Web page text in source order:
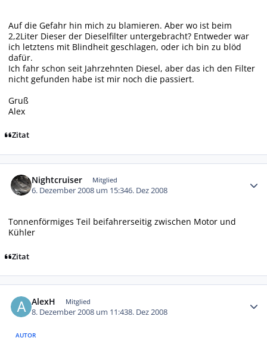
Auf die Gefahr hin mich zu blamieren. Aber wo ist beim
2,2Liter Dieser der Dieselfilter untergebracht? Entweder war
ich letztens mit Blindheit geschlagen, oder ich bin zu blöd
dafür.
Ich fahr schon seit Jahrzehnten Diesel, aber das ich den Filter
nicht gefunden habe ist mir noch die passiert.
Gruß
Alex
Zitat
Nightcruiser Mitglied
6. Dezember 2008 um 15:346. Dez 2008
Tonnenförmiges Teil beifahrerseitig zwischen Motor und
Kühler
Zitat
AlexH Mitglied
8. Dezember 2008 um 11:438. Dez 2008
AUTOR